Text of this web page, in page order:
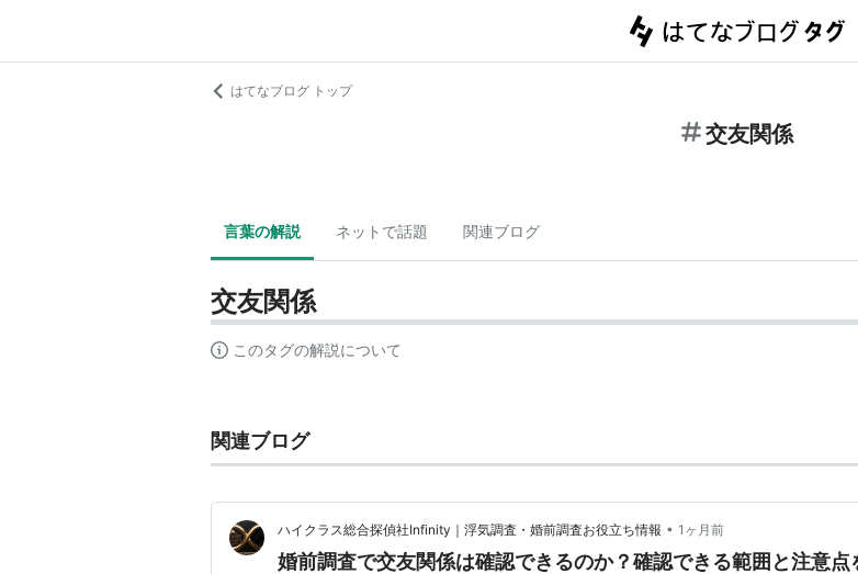
はてなブログ トップ
交友関係
言葉の解説 ネットで話題 関連ブログ
交友関係
このタグの解説について
関連ブログ
ハイクラス総合探偵社Infinity｜浮気調査・婚前調査お役立ち情報 • 1ヶ月前
婚前調査で交友関係は確認できるのか？確認できる範囲と注意点